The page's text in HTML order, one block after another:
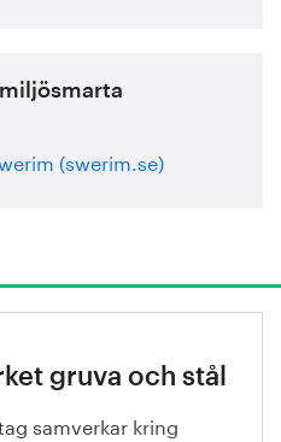
(swerim.se)
gruva och stål
samverkar kring